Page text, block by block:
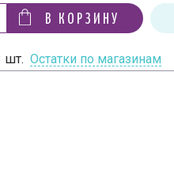
В КОРЗИНУ
шт. Остатки по магазинам